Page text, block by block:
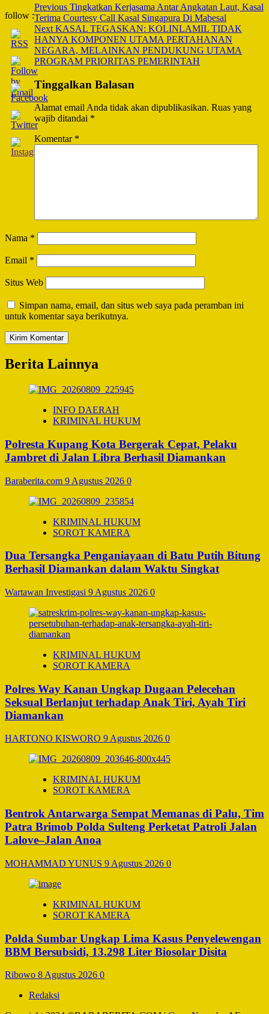
follow :
Post
Navigation
Previous Tingkatkan Kerjasama Antar Angkatan Laut, Kasal
Terima Courtesy Call Kasal Singapura Di Mabesal
Next KASAL TEGASKAN: KOLINLAMIL TIDAK
HANYA KOMPONEN UTAMA PERTAHANAN
NEGARA, MELAINKAN PENDUKUNG UTAMA
PROGRAM PRIORITAS PEMERINTAH
Tinggalkan Balasan
Alamat email Anda tidak akan dipublikasikan. Ruas yang
wajib ditandai *
Komentar *
Nama *
Email *
Situs Web
Simpan nama, email, dan situs web saya pada peramban ini
untuk komentar saya berikutnya.
Berita Lainnya
INFO DAERAH
KRIMINAL HUKUM
Polresta Kupang Kota Bergerak Cepat, Pelaku
Jambret di Jalan Libra Berhasil Diamankan
Baraberita.com 9 Agustus 2026 0
KRIMINAL HUKUM
SOROT KAMERA
Dua Tersangka Penganiayaan di Batu Putih Bitung
Berhasil Diamankan dalam Waktu Singkat
Wartawan Investigasi 9 Agustus 2026 0
KRIMINAL HUKUM
SOROT KAMERA
Polres Way Kanan Ungkap Dugaan Pelecehan
Seksual Berlanjut terhadap Anak Tiri, Ayah Tiri
Diamankan
HARTONO KISWORO 9 Agustus 2026 0
KRIMINAL HUKUM
SOROT KAMERA
Bentrok Antarwarga Sempat Memanas di Palu, Tim
Patra Brimob Polda Sulteng Perketat Patroli Jalan
Lalove–Jalan Anoa
MOHAMMAD YUNUS 9 Agustus 2026 0
KRIMINAL HUKUM
SOROT KAMERA
Polda Sumbar Ungkap Lima Kasus Penyelewengan
BBM Bersubsidi, 13.298 Liter Biosolar Disita
Ribowo 8 Agustus 2026 0
Redaksi